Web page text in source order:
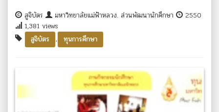
สูจิบัตร มหาวิทยาลัยแม่ฟ้าหลวง. ส่วนพัฒนานักศึกษา
2550
1,381 views
สูจิบัตร
, ทุนการศึกษา